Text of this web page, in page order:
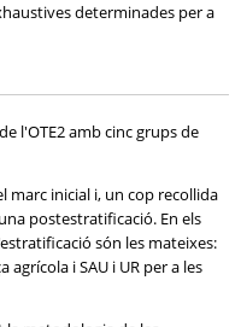
determinades per a
l'OTE2 amb cinc grups de
marc inicial i, un cop recollida
postestratificació. En els
són les mateixes:
agrícola i SAU i UR per a les